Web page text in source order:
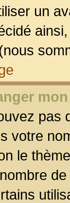
un
pas
votre
le